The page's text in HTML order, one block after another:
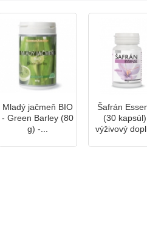
Mladý jačmeň BIO
- Green Barley (80
g) -...
Šafrán
(30
výživový